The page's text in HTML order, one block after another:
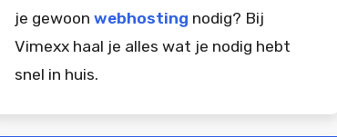
je gewoon webhosting nodig? Bij
Vimexx haal je alles wat je nodig hebt
snel in huis.